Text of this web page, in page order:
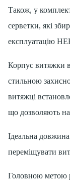
Також, у
серветки, які
експлуатацію
Корпус витяжки
стильною
витяжці
що дозволяють
Ідеальна
переміщувати
Головною метою